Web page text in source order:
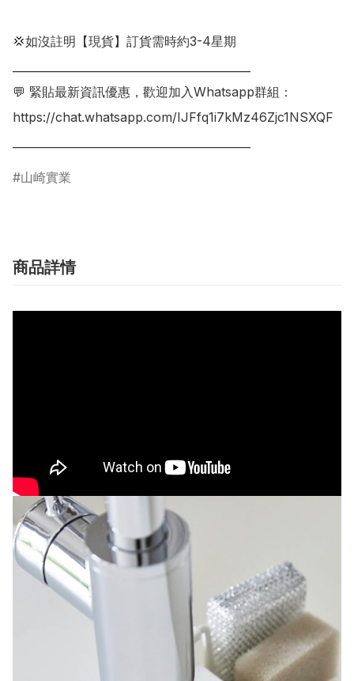
💢如沒註明【現貨】訂貨需時約3-4星期
💬 緊貼最新資訊優惠，歡迎加入Whatsapp群組：
https://chat.whatsapp.com/IJFfq1i7kMz46Zjc1NSXQF
山崎實業
商品詳情